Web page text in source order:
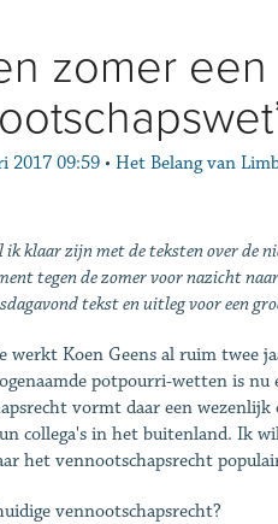
zomer
2017 09:59 • Het Belang van
ik klaar zijn met de teksten over de
tegen de zomer voor nazicht
tekst en uitleg voor een
Koen Geens al ruim twee
potpourri-wetten is nu
vormt daar een
collega's in het buitenland. Ik
het vennootschapsrecht
vennootschapsrecht?